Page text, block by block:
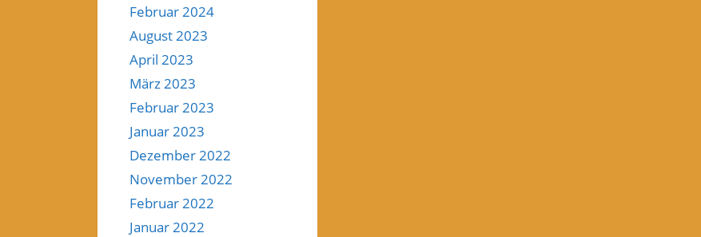
Februar 2024
August 2023
April 2023
März 2023
Februar 2023
Januar 2023
Dezember 2022
November 2022
Februar 2022
Januar 2022